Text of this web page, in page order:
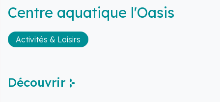
Centre aquatique l'Oasis
Activités & Loisirs
Découvrir